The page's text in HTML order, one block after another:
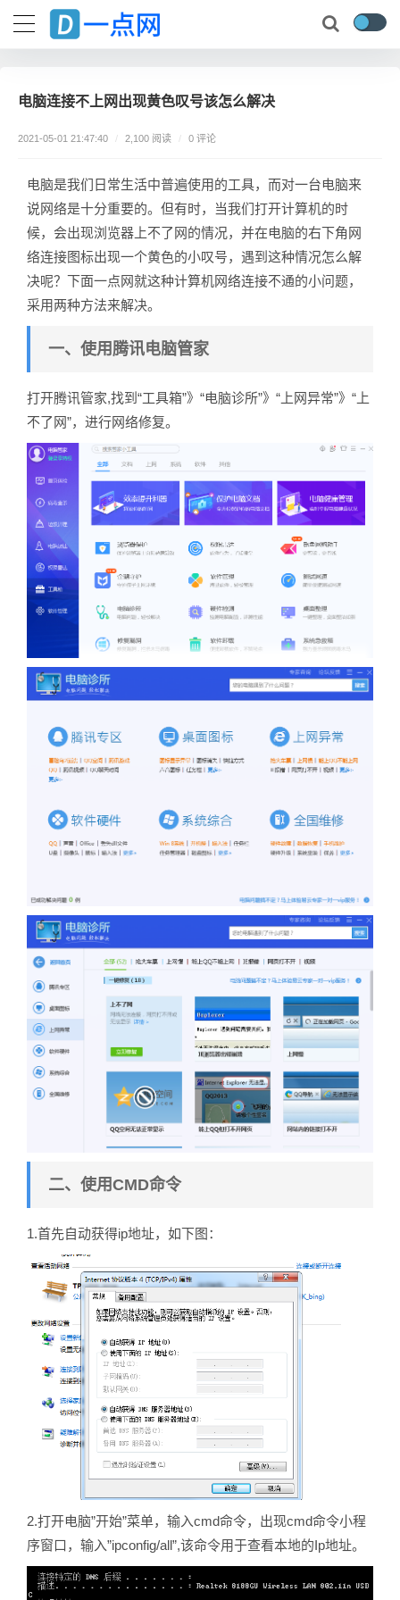
电脑连接不上网出现黄色叹号该怎么解决
2021-05-01 21:47:40 / 2,100 阅读 / 0 评论
电脑是我们日常生活中普遍使用的工具，而对一台电脑来
说网络是十分重要的。但有时，当我们打开计算机的时
候，会出现浏览器上不了网的情况，并在电脑的右下角网
络连接图标出现一个黄色的小叹号，遇到这种情况怎么解
决呢？下面一点网就这种计算机网络连接不通的小问题，
采用两种方法来解决。
一、使用腾讯电脑管家
打开腾讯管家,找到“工具箱”》“电脑诊所”》“上网异常”》“上
不了网”，进行网络修复。
二、使用CMD命令
1.首先自动获得ip地址，如下图：
2.打开电脑”开始”菜单，输入cmd命令，出现cmd命令小程
序窗口，输入”ipconfig/all”,该命令用于查看本地的Ip地址。